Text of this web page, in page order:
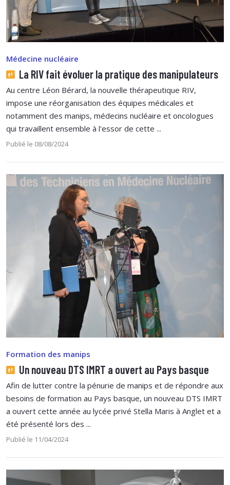
Médecine nucléaire
La RIV fait évoluer la pratique des manipulateurs
Au centre Léon Bérard, la nouvelle thérapeutique RIV,
impose une réorganisation des équipes médicales et
notamment des manips, médecins nucléaire et oncologues
qui travaillent ensemble à l'essor de cette ...
Publié le 08/08/2024
Formation des manips
Un nouveau DTS IMRT a ouvert au Pays basque
Afin de lutter contre la pénurie de manips et de répondre aux
besoins de formation au Pays basque, un nouveau DTS IMRT
a ouvert cette année au lycée privé Stella Maris à Anglet et a
été présenté lors des ...
Publié le 11/04/2024